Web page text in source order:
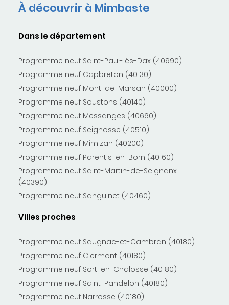
À découvrir à Mimbaste
Dans le département
Programme neuf Saint-Paul-lès-Dax (40990)
Programme neuf Capbreton (40130)
Programme neuf Mont-de-Marsan (40000)
Programme neuf Soustons (40140)
Programme neuf Messanges (40660)
Programme neuf Seignosse (40510)
Programme neuf Mimizan (40200)
Programme neuf Parentis-en-Born (40160)
Programme neuf Saint-Martin-de-Seignanx
(40390)
Programme neuf Sanguinet (40460)
Villes proches
Programme neuf Saugnac-et-Cambran (40180)
Programme neuf Clermont (40180)
Programme neuf Sort-en-Chalosse (40180)
Programme neuf Saint-Pandelon (40180)
Programme neuf Narrosse (40180)